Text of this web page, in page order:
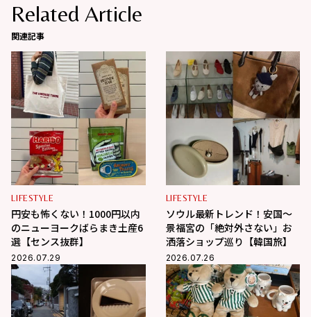
Related Article
関連記事
LIFESTYLE
円安も怖くない！1000円以内
のニューヨークばらまき土産6
選【センス抜群】
2026.07.29
LIFESTYLE
ソウル最新トレンド！安国〜
景福宮の「絶対外さない」お
洒落ショップ巡り【韓国旅】
2026.07.26